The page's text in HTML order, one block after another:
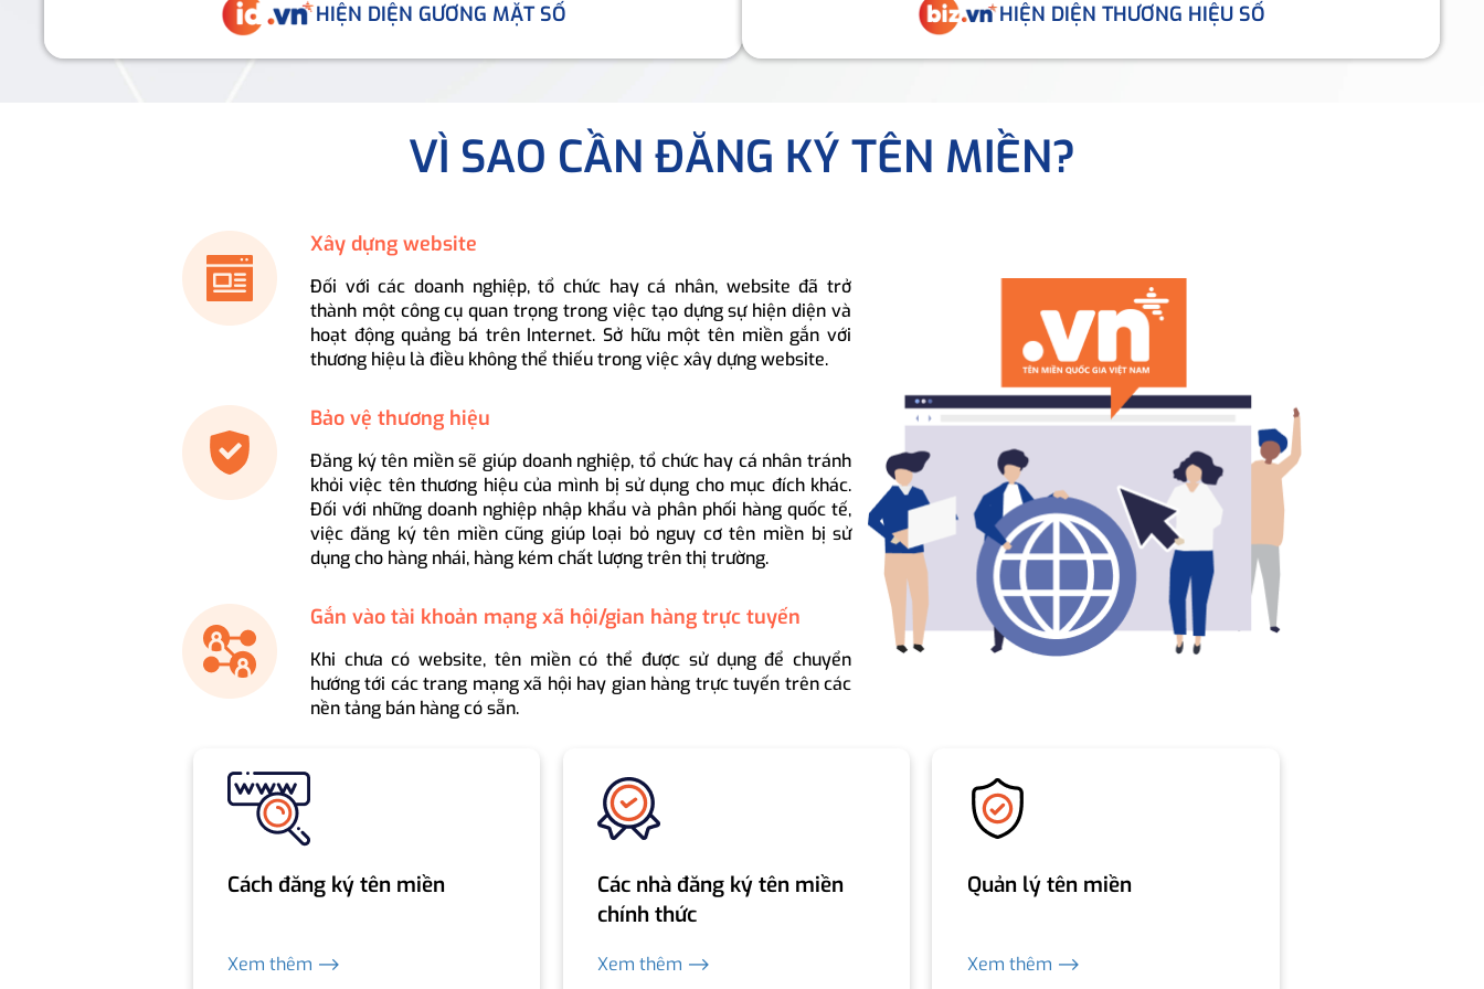
HIỆN DIỆN GƯƠNG MẶT SỐ HIỆN DIỆN THƯƠNG HIỆU SỐ
VÌ SAO CẦN ĐĂNG KÝ TÊN MIỀN?
Xây dựng website
Đối với các doanh nghiệp, tổ chức hay cá nhân, website đã trở
thành một công cụ quan trọng trong việc tạo dựng sự hiện diện và
hoạt động quảng bá trên Internet. Sở hữu một tên miền gắn với
thương hiệu là điều không thể thiếu trong việc xây dựng website.
Bảo vệ thương hiệu
Đăng ký tên miền sẽ giúp doanh nghiệp, tổ chức hay cá nhân tránh
khỏi việc tên thương hiệu của mình bị sử dụng cho mục đích khác.
Đối với những doanh nghiệp nhập khẩu và phân phối hàng quốc tế,
việc đăng ký tên miền cũng giúp loại bỏ nguy cơ tên miền bị sử
dụng cho hàng nhái, hàng kém chất lượng trên thị trường.
Gắn vào tài khoản mạng xã hội/gian hàng trực tuyến
Khi chưa có website, tên miền có thể được sử dụng để chuyển
hướng tới các trang mạng xã hội hay gian hàng trực tuyến trên các
nền tảng bán hàng có sẵn.
Cách đăng ký tên miền
Xem thêm ⟶
Các nhà đăng ký tên miền
chính thức
Xem thêm ⟶
Quản lý tên miền
Xem thêm ⟶